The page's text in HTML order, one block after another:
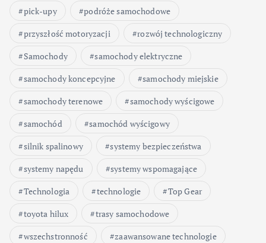
pick-upy
podróże samochodowe
przyszłość motoryzacji
rozwój technologiczny
Samochody
samochody elektryczne
samochody koncepcyjne
samochody miejskie
samochody terenowe
samochody wyścigowe
samochód
samochód wyścigowy
silnik spalinowy
systemy bezpieczeństwa
systemy napędu
systemy wspomagające
Technologia
technologie
Top Gear
toyota hilux
trasy samochodowe
wszechstronność
zaawansowane technologie